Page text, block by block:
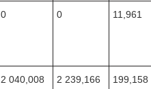
0 0 11,961
2 040,008 2 239,166 199,158